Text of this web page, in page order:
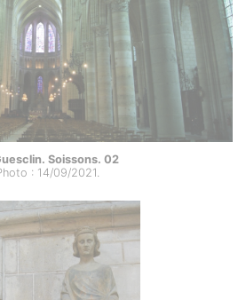
Soissons. 02
: 14/09/2021.